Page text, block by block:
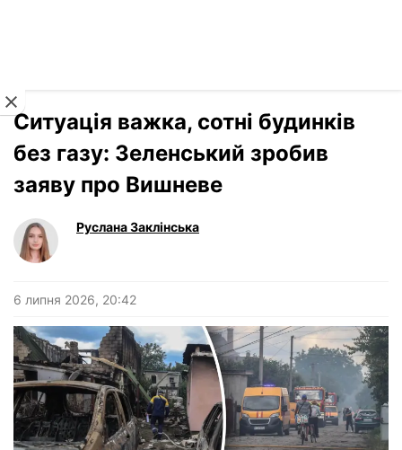
Ситуація важка, сотні будинків
без газу: Зеленський зробив
заяву про Вишневе
Руслана Заклінська
6 липня 2026, 20:42